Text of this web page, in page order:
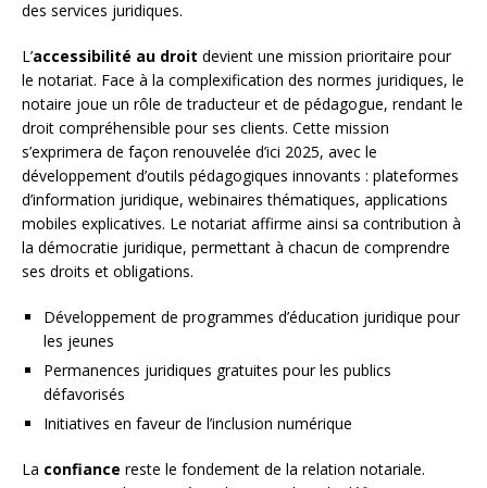
des services juridiques.
L’accessibilité au droit devient une mission prioritaire pour
le notariat. Face à la complexification des normes juridiques, le
notaire joue un rôle de traducteur et de pédagogue, rendant le
droit compréhensible pour ses clients. Cette mission
s’exprimera de façon renouvelée d’ici 2025, avec le
développement d’outils pédagogiques innovants : plateformes
d’information juridique, webinaires thématiques, applications
mobiles explicatives. Le notariat affirme ainsi sa contribution à
la démocratie juridique, permettant à chacun de comprendre
ses droits et obligations.
Développement de programmes d’éducation juridique pour
les jeunes
Permanences juridiques gratuites pour les publics
défavorisés
Initiatives en faveur de l’inclusion numérique
La confiance reste le fondement de la relation notariale.